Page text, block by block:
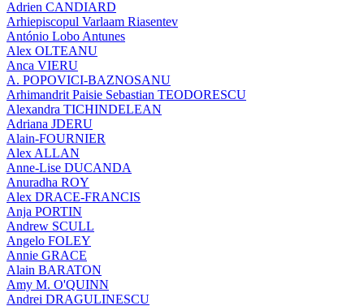
Adrien CANDIARD
Arhiepiscopul Varlaam Riasentev
António Lobo Antunes
Alex OLTEANU
Anca VIERU
A. POPOVICI-BAZNOSANU
Arhimandrit Paisie Sebastian TEODORESCU
Alexandra TICHINDELEAN
Adriana JDERU
Alain-FOURNIER
Alex ALLAN
Anne-Lise DUCANDA
Anuradha ROY
Alex DRACE-FRANCIS
Anja PORTIN
Andrew SCULL
Angelo FOLEY
Annie GRACE
Alain BARATON
Amy M. O'QUINN
Andrei DRAGULINESCU